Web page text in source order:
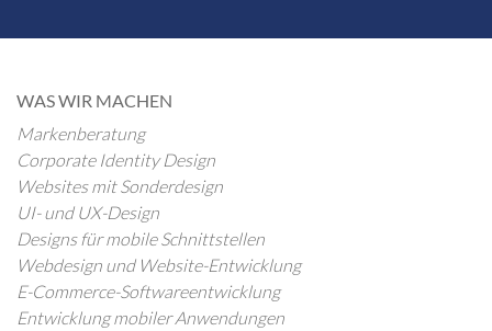
WAS WIR MACHEN
Markenberatung
Corporate Identity Design
Websites mit Sonderdesign
UI- und UX-Design
Designs für mobile Schnittstellen
Webdesign und Website-Entwicklung
E-Commerce-Softwareentwicklung
Entwicklung mobiler Anwendungen